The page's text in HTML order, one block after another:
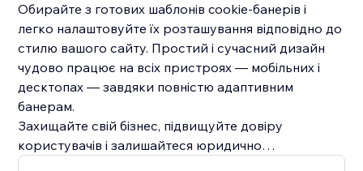
Обирайте з готових шаблонів cookie-банерів і
легко налаштовуйте їх розташування відповідно до
стилю вашого сайту. Простий і сучасний дизайн
чудово працює на всіх пристроях — мобільних і
десктопах — завдяки повністю адаптивним
банерам.
Захищайте свій бізнес, підвищуйте довіру
користувачів і залишайтеся юридично